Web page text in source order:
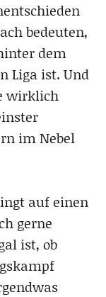
bedeuten,
dem
Liga ist. Und
wirklich
im Nebel
auf einen
gerne
ist, ob